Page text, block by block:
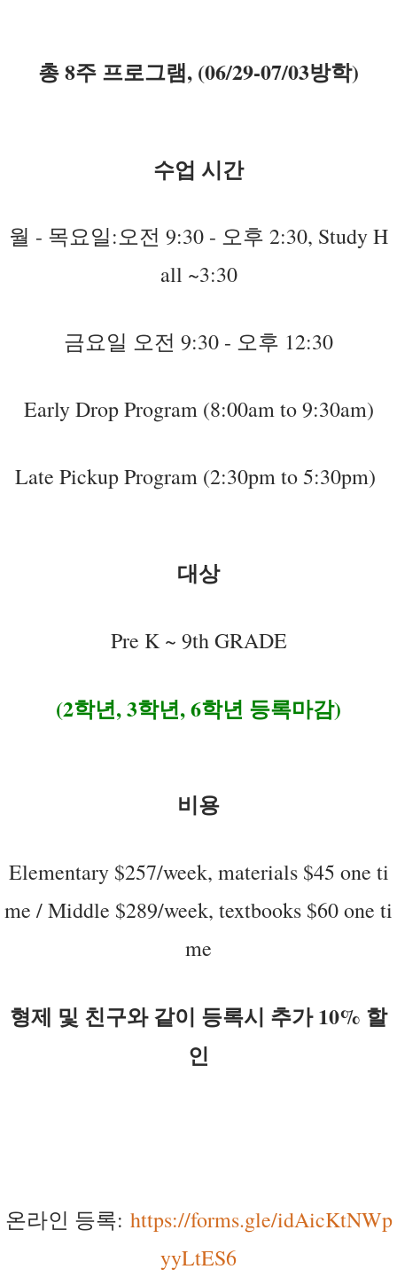
총 8주 프로그램, (06/29-07/03방학)
수업 시간
월 - 목요일:오전 9:30 - 오후 2:30, Study H
all ~3:30
금요일 오전 9:30 - 오후 12:30
Early Drop Program (8:00am to 9:30am)
Late Pickup Program (2:30pm to 5:30pm)
대상
Pre K ~ 9th GRADE
(2학년, 3학년, 6학년 등록마감)
비용
Elementary $257/week, materials $45 one ti
me / Middle $289/week, textbooks $60 one ti
me
형제 및 친구와 같이 등록시 추가 10% 할
인
온라인 등록: https://forms.gle/idAicKtNWp
yyLtES6